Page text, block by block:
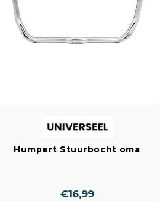
Humpert Stuurbocht oma
€16,99